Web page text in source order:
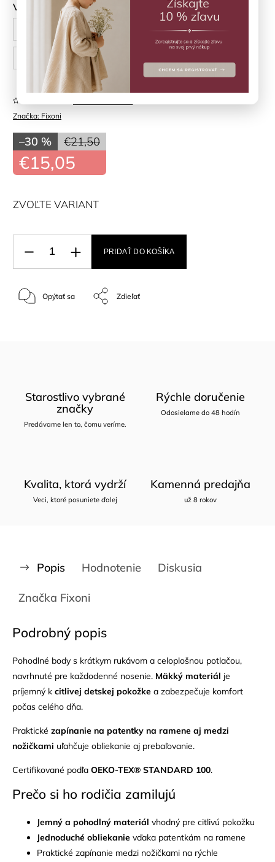
Veľkosť
68 cm 80 cm
86 cm
Značka: Fixoni
€21,50
–30 %
€15,05
ZVOĽTE VARIANT
PRIDAŤ DO KOŠÍKA
Opýtať sa Zdieľať
Starostlivo vybrané
značky
Predávame len to, čomu veríme.
Rýchle doručenie
Odosielame do 48 hodín
Kvalita, ktorá vydrží
Veci, ktoré posuniete ďalej
Kamenná predajňa
už 8 rokov
Popis Hodnotenie Diskusia
Značka Fixoni
Podrobný popis
Pohodlné body s krátkym rukávom a celoplošnou potlačou,
navrhnuté pre každodenné nosenie. Mäkký materiál je
príjemný k citlivej detskej pokožke a zabezpečuje komfort
počas celého dňa.
Praktické zapínanie na patentky na ramene aj medzi
nožičkami uľahčuje obliekanie aj prebaľovanie.
Certifikované podľa OEKO-TEX® STANDARD 100.
Prečo si ho rodičia zamilujú
Jemný a pohodlný materiál vhodný pre citlivú pokožku
Jednoduché obliekanie vďaka patentkám na ramene
Praktické zapínanie medzi nožičkami na rýchle